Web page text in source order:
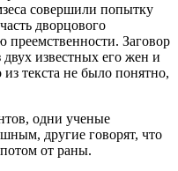
совершили попытку
дворцового
преемственности. Заговор
известных его жен и
текста не было понятно,
одни ученые
другие говорят, что
от раны.